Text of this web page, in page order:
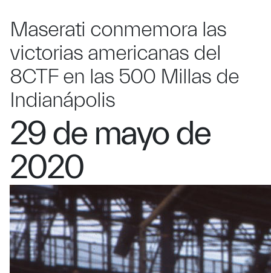
Maserati conmemora las
victorias americanas del
8CTF en las 500 Millas de
Indianápolis
29 de mayo de
2020